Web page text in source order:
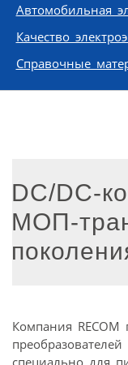
Автомобильная
Качество
Справочные
DC/DC-
МОП-
Компания
специально для